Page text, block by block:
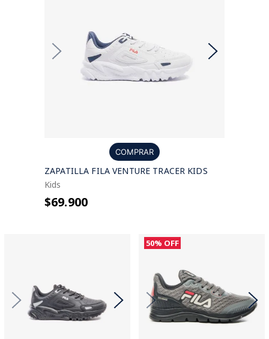
COMPRAR
ZAPATILLA FILA VENTURE TRACER KIDS
Kids
$69.900
50% OFF